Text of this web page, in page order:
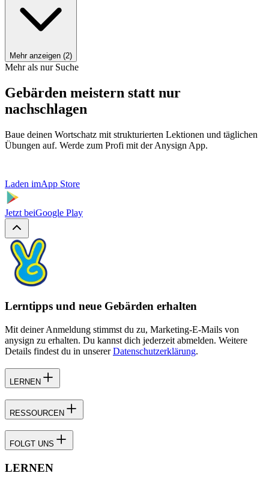
Mehr anzeigen (2)
Mehr als nur Suche
Gebärden meistern statt nur
nachschlagen
Baue deinen Wortschatz mit strukturierten Lektionen und täglichen
Übungen auf. Werde zum Profi mit der Anysign App.
Laden imApp Store
Jetzt beiGoogle Play
Lerntipps und neue Gebärden erhalten
Mit deiner Anmeldung stimmst du zu, Marketing-E-Mails von
anysign zu erhalten. Du kannst dich jederzeit abmelden. Weitere
Details findest du in unserer Datenschutzerklärung.
LERNEN
RESSOURCEN
FOLGT UNS
LERNEN